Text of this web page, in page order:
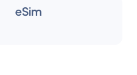
eSim